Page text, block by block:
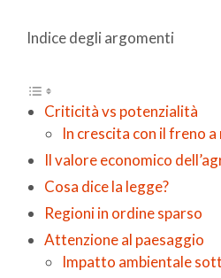
Indice degli argomenti
Criticità vs potenzialità
In crescita con il freno
Il valore economico
Cosa dice la legge?
Regioni in ordine sparso
Attenzione al paesaggio
Impatto ambientale